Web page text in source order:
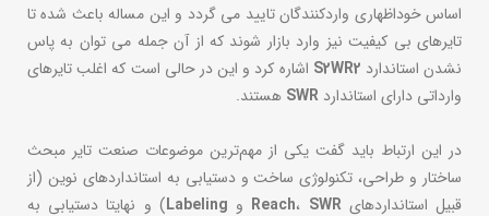
اساس خوداظهاری واردکنندگان تایید می گردد و این مساله باعث شده تا
تایرهای بی کیفیت نیز وارد بازار شوند که از آن جمله می توان به پاس
نشدن استاندارد S2WR2 اشاره کرد و این در حالی است که اغلب تایرهای
وارداتی دارای استاندارد SWR هستند.
در این ارتباط باید گفت یکی از مهم‌ترین موضوعات صنعت تایر مبحث
ساختار و طراحی، تکنولوژی ساخت و دستیابی به استانداردهای نوین (از
قبیل استانداردهای
Reach، SWR و Labeling) و نهایتا دستیابی به